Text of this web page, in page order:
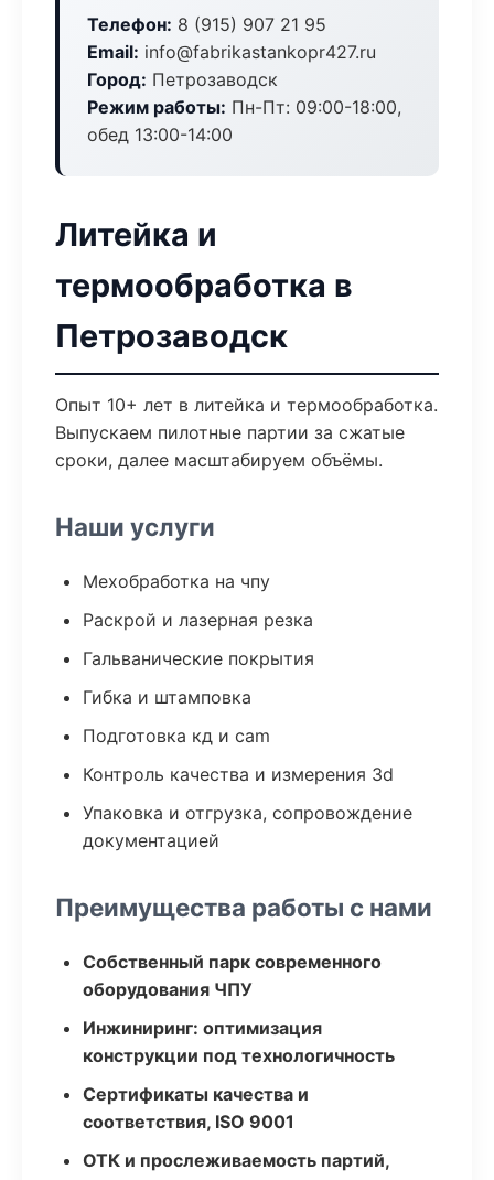
Телефон: 8 (915) 907 21 95
Email: info@fabrikastankopr427.ru
Город: Петрозаводск
Режим работы: Пн-Пт: 09:00-18:00,
обед 13:00-14:00
Литейка и
термообработка в
Петрозаводск
Опыт 10+ лет в литейка и термообработка.
Выпускаем пилотные партии за сжатые
сроки, далее масштабируем объёмы.
Наши услуги
Мехобработка на чпу
Раскрой и лазерная резка
Гальванические покрытия
Гибка и штамповка
Подготовка кд и cam
Контроль качества и измерения 3d
Упаковка и отгрузка, сопровождение
документацией
Преимущества работы с нами
Собственный парк современного
оборудования ЧПУ
Инжиниринг: оптимизация
конструкции под технологичность
Сертификаты качества и
соответствия, ISO 9001
ОТК и прослеживаемость партий,